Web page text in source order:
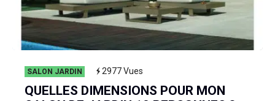
SALON JARDIN 2977Vues
QUELLES DIMENSIONS POUR MON